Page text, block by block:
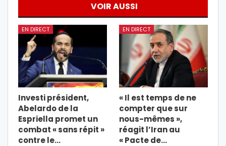
VOIR AUSSI
EN DIRECT
Investi président,
Abelardo de la
Espriella promet un
combat « sans répit »
contre le…
EN DIRECT
« Il est temps de ne
compter que sur
nous-mêmes »,
réagit l’Iran au
« Pacte de…